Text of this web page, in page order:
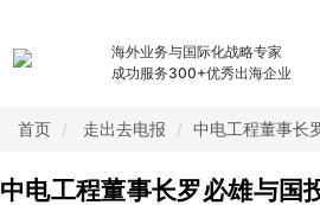
海外业务与国际化战略专家
成功服务300+优秀出海企业
首页 走出去电报 中电工程董事长
中电工程董事长罗必雄与国